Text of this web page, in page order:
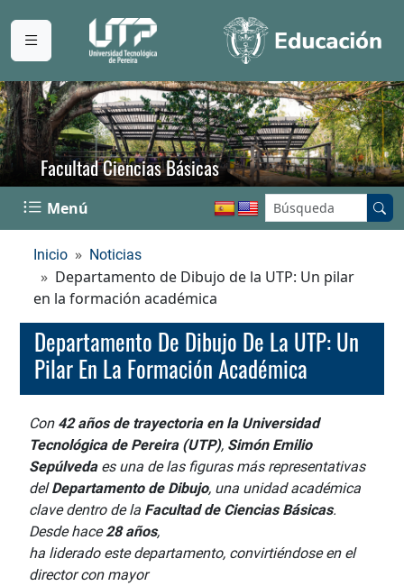
Facultad Ciencias Básicas
Menú Buscar en el sitio:
Inicio Noticias
Departamento de Dibujo de la UTP: Un pilar
en la formación académica
Departamento De Dibujo De La UTP: Un
Pilar En La Formación Académica
Con 42 años de trayectoria en la Universidad
Tecnológica de Pereira (UTP), Simón Emilio
Sepúlvedaes una de las figuras más representativas
delDepartamento de Dibujo, una unidad académica
clave dentro de la Facultad de Ciencias Básicas.
Desde hace28 años,
ha liderado este departamento, convirtiéndose en el
director con mayor